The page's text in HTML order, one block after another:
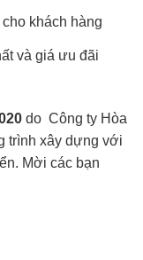
khách hàng
và giá ưu đãi
do Công ty Hòa
trình xây dựng với
Mời các bạn